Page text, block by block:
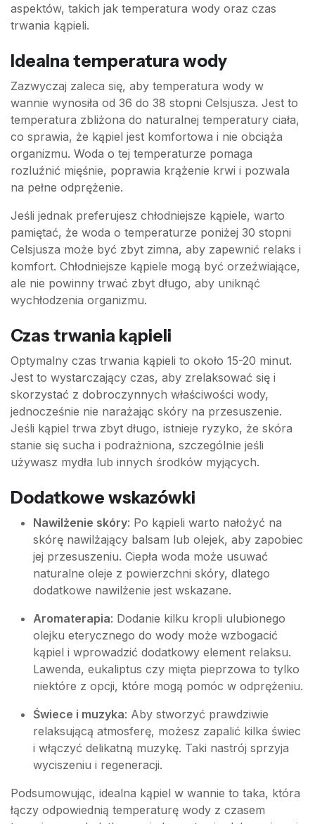
aspektów, takich jak temperatura wody oraz czas
trwania kąpieli.
Idealna temperatura wody
Zazwyczaj zaleca się, aby temperatura wody w
wannie wynosiła od 36 do 38 stopni Celsjusza. Jest to
temperatura zbliżona do naturalnej temperatury ciała,
co sprawia, że kąpiel jest komfortowa i nie obciąża
organizmu. Woda o tej temperaturze pomaga
rozluźnić mięśnie, poprawia krążenie krwi i pozwala
na pełne odprężenie.
Jeśli jednak preferujesz chłodniejsze kąpiele, warto
pamiętać, że woda o temperaturze poniżej 30 stopni
Celsjusza może być zbyt zimna, aby zapewnić relaks i
komfort. Chłodniejsze kąpiele mogą być orzeźwiające,
ale nie powinny trwać zbyt długo, aby uniknąć
wychłodzenia organizmu.
Czas trwania kąpieli
Optymalny czas trwania kąpieli to około 15-20 minut.
Jest to wystarczający czas, aby zrelaksować się i
skorzystać z dobroczynnych właściwości wody,
jednocześnie nie narażając skóry na przesuszenie.
Jeśli kąpiel trwa zbyt długo, istnieje ryzyko, że skóra
stanie się sucha i podrażniona, szczególnie jeśli
używasz mydła lub innych środków myjących.
Dodatkowe wskazówki
Nawilżenie skóry: Po kąpieli warto nałożyć na
skórę nawilżający balsam lub olejek, aby zapobiec
jej przesuszeniu. Ciepła woda może usuwać
naturalne oleje z powierzchni skóry, dlatego
dodatkowe nawilżenie jest wskazane.
Aromaterapia: Dodanie kilku kropli ulubionego
olejku eterycznego do wody może wzbogacić
kąpiel i wprowadzić dodatkowy element relaksu.
Lawenda, eukaliptus czy mięta pieprzowa to tylko
niektóre z opcji, które mogą pomóc w odprężeniu.
Świece i muzyka: Aby stworzyć prawdziwie
relaksującą atmosferę, możesz zapalić kilka świec
i włączyć delikatną muzykę. Taki nastrój sprzyja
wyciszeniu i regeneracji.
Podsumowując, idealna kąpiel w wannie to taka, która
łączy odpowiednią temperaturę wody z czasem